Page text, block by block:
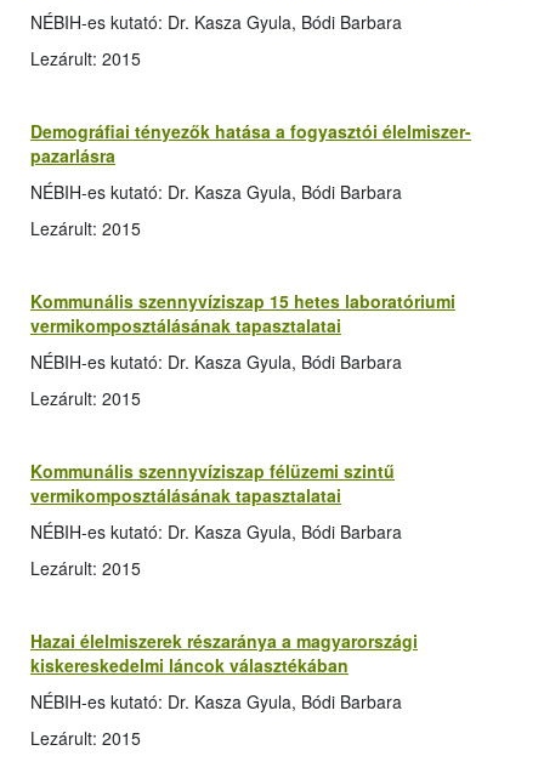
NÉBIH-es kutató: Dr. Kasza Gyula, Bódi Barbara
Lezárult: 2015
Demográfiai tényezők hatása a fogyasztói élelmiszer-
pazarlásra
NÉBIH-es kutató: Dr. Kasza Gyula, Bódi Barbara
Lezárult: 2015
Kommunális szennyvíziszap 15 hetes laboratóriumi
vermikomposztálásának tapasztalatai
NÉBIH-es kutató: Dr. Kasza Gyula, Bódi Barbara
Lezárult: 2015
Kommunális szennyvíziszap félüzemi szintű
vermikomposztálásának tapasztalatai
NÉBIH-es kutató: Dr. Kasza Gyula, Bódi Barbara
Lezárult: 2015
Hazai élelmiszerek részaránya a magyarországi
kiskereskedelmi láncok választékában
NÉBIH-es kutató: Dr. Kasza Gyula, Bódi Barbara
Lezárult: 2015